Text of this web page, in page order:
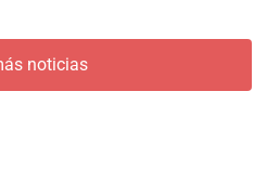
noticias